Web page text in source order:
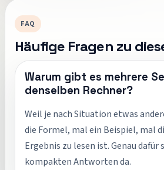
FAQ
Häufige Fragen zu
Warum gibt es mehrere
denselben Rechner?
Weil je nach Situation etwas
die Formel, mal ein Beispiel, mal
Ergebnis zu lesen ist. Genau dafür
kompakten Antworten da.